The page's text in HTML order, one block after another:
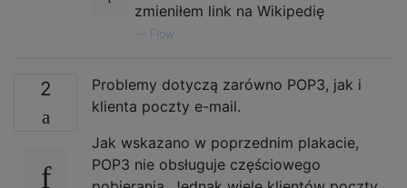
zmieniłem link na Wikipedię
Flow
2
Problemy dotyczą zarówno POP3, jak i
klienta poczty e-mail.
Jak wskazano w poprzednim plakacie,
POP3 nie obsługuje częściowego